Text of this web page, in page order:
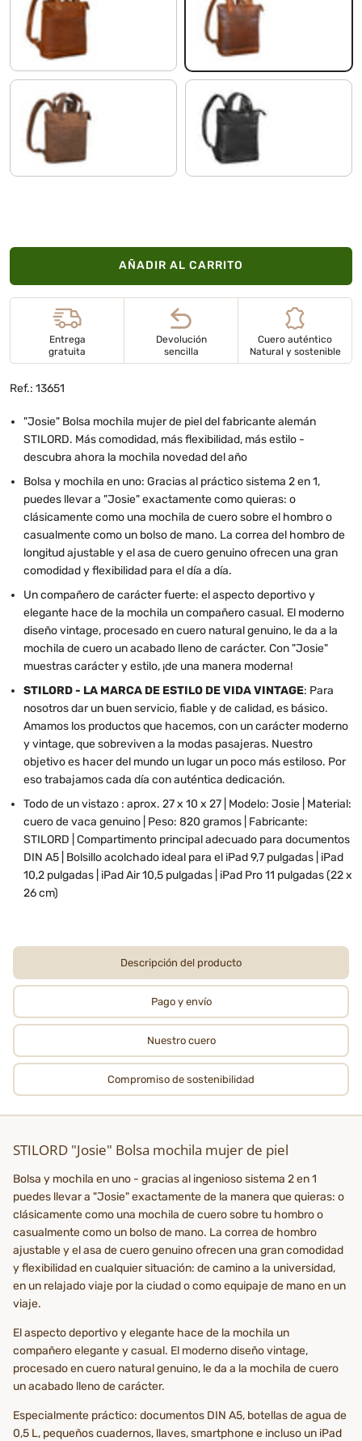
mesh - marrón toretto - marron oscuro
tarragona - marrón negro
AÑADIR AL CARRITO
Entrega
gratuita
Devolución
sencilla
Cuero auténtico
Natural y sostenible
Ref.: 13651
"Josie" Bolsa mochila mujer de piel del fabricante alemán
STILORD. Más comodidad, más flexibilidad, más estilo -
descubra ahora la mochila novedad del año
Bolsa y mochila en uno: Gracias al práctico sistema 2 en 1,
puedes llevar a "Josie" exactamente como quieras: o
clásicamente como una mochila de cuero sobre el hombro o
casualmente como un bolso de mano. La correa del hombro de
longitud ajustable y el asa de cuero genuino ofrecen una gran
comodidad y flexibilidad para el día a día.
Un compañero de carácter fuerte: el aspecto deportivo y
elegante hace de la mochila un compañero casual. El moderno
diseño vintage, procesado en cuero natural genuino, le da a la
mochila de cuero un acabado lleno de carácter. Con "Josie"
muestras carácter y estilo, ¡de una manera moderna!
STILORD - LA MARCA DE ESTILO DE VIDA VINTAGE: Para
nosotros dar un buen servicio, fiable y de calidad, es básico.
Amamos los productos que hacemos, con un carácter moderno
y vintage, que sobreviven a la modas pasajeras. Nuestro
objetivo es hacer del mundo un lugar un poco más estiloso. Por
eso trabajamos cada día con auténtica dedicación.
Todo de un vistazo : aprox. 27 x 10 x 27 | Modelo: Josie | Material:
cuero de vaca genuino | Peso: 820 gramos | Fabricante:
STILORD | Compartimento principal adecuado para documentos
DIN A5 | Bolsillo acolchado ideal para el iPad 9,7 pulgadas | iPad
10,2 pulgadas | iPad Air 10,5 pulgadas | iPad Pro 11 pulgadas (22 x
26 cm)
Descripción del producto
Pago y envío
Nuestro cuero
Compromiso de sostenibilidad
STILORD "Josie" Bolsa mochila mujer de piel
Bolsa y mochila en uno - gracias al ingenioso sistema 2 en 1
puedes llevar a "Josie" exactamente de la manera que quieras: o
clásicamente como una mochila de cuero sobre tu hombro o
casualmente como un bolso de mano. La correa de hombro
ajustable y el asa de cuero genuino ofrecen una gran comodidad
y flexibilidad en cualquier situación: de camino a la universidad,
en un relajado viaje por la ciudad o como equipaje de mano en un
viaje.
El aspecto deportivo y elegante hace de la mochila un
compañero elegante y casual. El moderno diseño vintage,
procesado en cuero natural genuino, le da a la mochila de cuero
un acabado lleno de carácter.
Especialmente práctico: documentos DIN A5, botellas de agua de
0,5 L, pequeños cuadernos, llaves, smartphone e incluso un iPad